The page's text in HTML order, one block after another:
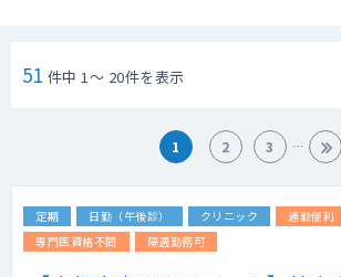
51 件中 1～ 20件を表示
1 2 3
定期 日勤（午後診） クリニック 通勤便利
専門医資格不問
隔週勤務可